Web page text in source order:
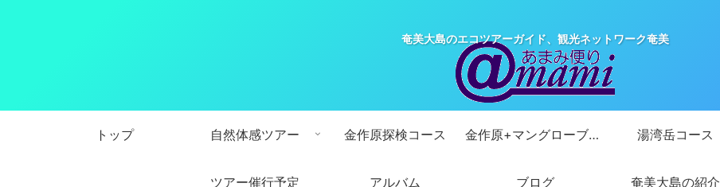
奄美大島のエコツアーガイド、観光ネットワーク奄美
トップ 自然体感ツアー 金作原探検コース 金作原+マングローブカヌーコース 湯湾岳コース
ツアー催行予定 アルバム ブログ 奄美大島の紹介